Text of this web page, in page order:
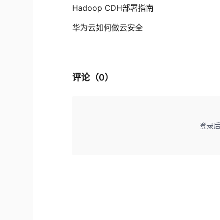
Hadoop CDH部署指南
华为云如何做云安全
评论（0）
登录